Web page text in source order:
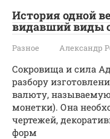
История одной
видавший виды
Разное Александр
Сокровища и сила
разбору
валюту,
монетки). Она
чертежей,
форм